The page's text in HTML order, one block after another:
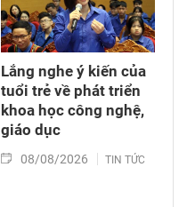
Lắng nghe ý kiến của
tuổi trẻ về phát triển
khoa học công nghệ,
giáo dục
08/08/2026 TIN TỨC